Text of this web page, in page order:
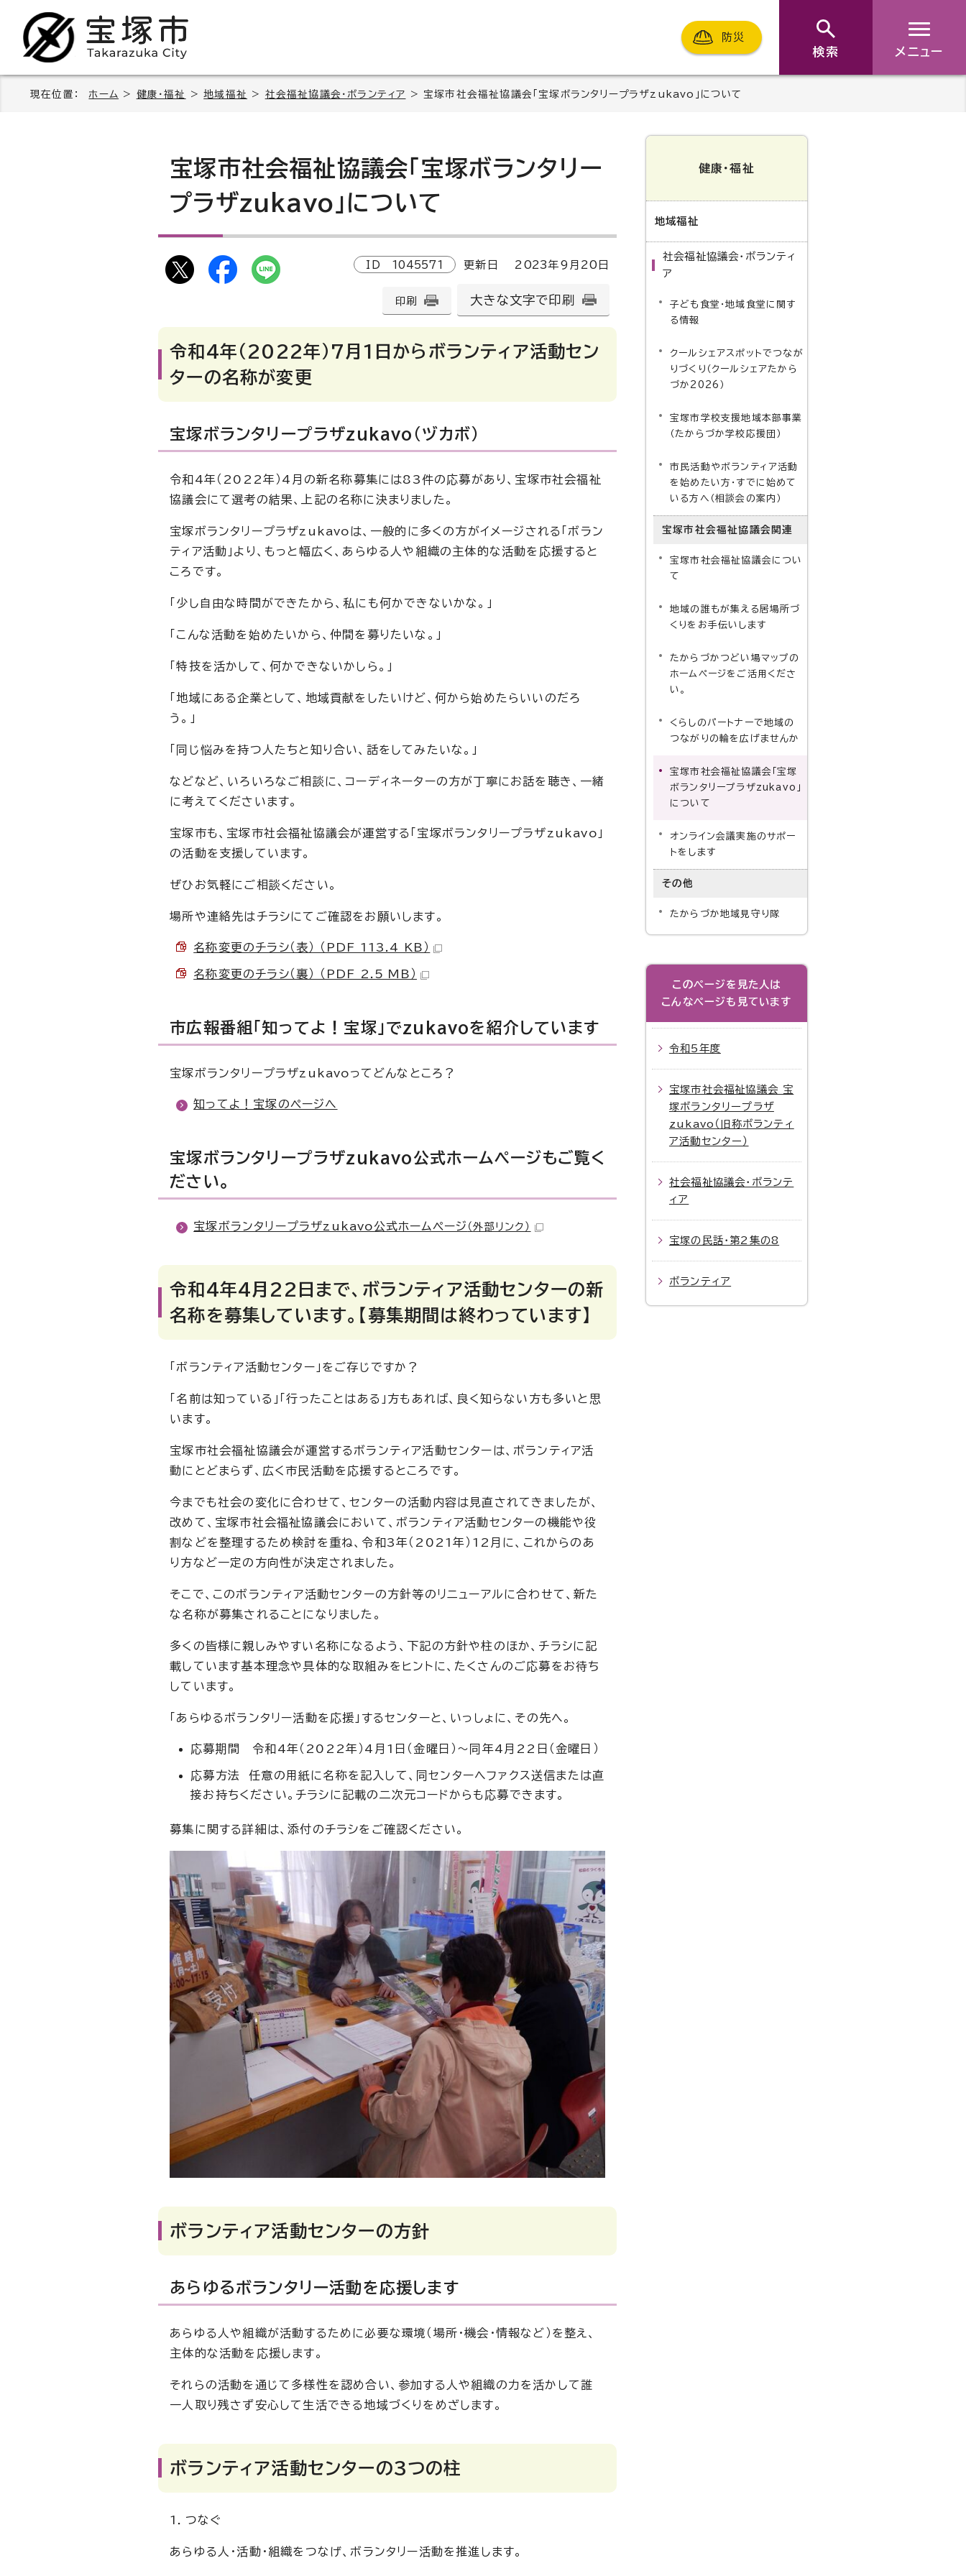
防災
検索 メニュー
現在位置： ホーム > 健康・福祉 >地域福祉 > 社会福祉協議会・ボランティア > 宝塚市社会福祉協議会「宝塚ボランタリープラザzukavo」について
宝塚市社会福祉協議会「宝塚ボランタリー
プラザzukavo」について
ID 1045571 更新日 2023年9月 20 日
印刷 大きな文字で印刷
令和4年（2022年）7月1日からボランティア活動セン
ターの名称が変更
宝塚ボランタリープラザzukavo（ヅカボ）
令和4年（2022年）4月の新名称募集には83件の応募があり、宝塚市社会福祉
協議会にて選考の結果、上記の名称に決まりました。
宝塚ボランタリープラザzukavoは、一般的に多くの方がイメージされる「ボラン
ティア活動」より、もっと幅広く、あらゆる人や組織の主体的な活動を応援すると
ころです。
「少し自由な時間ができたから、私にも何かできないかな。」
「こんな活動を始めたいから、仲間を募りたいな。」
「特技を活かして、何かできないかしら。」
「地域にある企業として、地域貢献をしたいけど、何から始めたらいいのだろ
う。」
「同じ悩みを持つ人たちと知り合い、話をしてみたいな。」
などなど、いろいろなご相談に、コーディネーターの方が丁寧にお話を聴き、一緒
に考えてくださいます。
宝塚市も、宝塚市社会福祉協議会が運営する「宝塚ボランタリープラザzukavo」
の活動を支援しています。
ぜひお気軽にご相談ください。
場所や連絡先はチラシにてご確認をお願いします。
名称変更のチラシ（表） （PDF 113.4 KB）
名称変更のチラシ（裏） （PDF 2.5 MB）
市広報番組「知ってよ！宝塚」でzukavoを紹介しています
宝塚ボランタリープラザzukavoってどんなところ？
知ってよ！宝塚のページへ
宝塚ボランタリープラザzukavo公式ホームページもご覧く
ださい。
宝塚ボランタリープラザzukavo公式ホームページ （外部リンク）
令和4年4月22日まで、ボランティア活動センターの新
名称を募集しています。【募集期間は終わっています】
「ボランティア活動センター」をご存じですか？
「名前は知っている」「行ったことはある」方もあれば、良く知らない方も多いと思
います。
宝塚市社会福祉協議会が運営するボランティア活動センターは、ボランティア活
動にとどまらず、広く市民活動を応援するところです。
今までも社会の変化に合わせて、センターの活動内容は見直されてきましたが、
改めて、宝塚市社会福祉協議会において、ボランティア活動センターの機能や役
割などを整理するため検討を重ね、令和3年（2021年）12月に、これからのあ
り方など一定の方向性が決定されました。
そこで、このボランティア活動センターの方針等のリニューアルに合わせて、新た
な名称が募集されることになりました。
多くの皆様に親しみやすい名称になるよう、下記の方針や柱のほか、チラシに記
載しています基本理念や具体的な取組みをヒントに、たくさんのご応募をお待ち
しています。
「あらゆるボランタリー活動を応援」するセンターと、いっしょに、その先へ。
応募期間 令和4年（2022年）4月1日（金曜日）～同年4月22日（金曜日）
応募方法 任意の用紙に名称を記入して、同センターへファクス送信または直
接お持ちください。チラシに記載の二次元コードからも応募できます。
募集に関する詳細は、添付のチラシをご確認ください。
ボランティア活動センターの方針
あらゆるボランタリー活動を応援します
あらゆる人や組織が活動するために必要な環境（場所・機会・情報など）を整え、
主体的な活動を応援します。
それらの活動を通じて多様性を認め合い、参加する人や組織の力を活かして誰
一人取り残さず安心して生活できる地域づくりをめざします。
ボランティア活動センターの3つの柱
1．つなぐ
あらゆる人・活動・組織をつなげ、ボランタリー活動を推進します。
健康・福祉
地域福祉
社会福祉協議会・ボランティ
ア
子ども食堂・地域食堂に関す
る情報
クールシェアスポットでつなが
りづくり（クールシェアたから
づか2026）
宝塚市学校支援地域本部事業
（たからづか学校応援団）
市民活動やボランティア活動
を始めたい方・すでに始めて
いる方へ（相談会の案内）
宝塚市社会福祉協議会関連
宝塚市社会福祉協議会につい
て
地域の誰もが集える居場所づ
くりをお手伝いします
たからづかつどい場マップの
ホームページをご活用くださ
い。
くらしのパートナーで地域の
つながりの輪を広げませんか
宝塚市社会福祉協議会「宝塚
ボランタリープラザzukavo」
について
オンライン会議実施のサポー
トをします
その他
たからづか地域見守り隊
このページを見た人は
こんなページも見ています
令和5年度
宝塚市社会福祉協議会 宝
塚ボランタリープラザ
zukavo（旧称ボランティ
ア活動センター）
社会福祉協議会・ボランテ
ィア
宝塚の民話・第2集の8
ボランティア